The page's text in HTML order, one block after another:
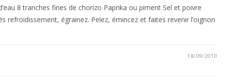
8 tranches fines de chorizo Paprika ou piment Sel et poivre
refroidissement, égrainez. Pelez, émincez et faites revenir l’oignon
18/09/2010